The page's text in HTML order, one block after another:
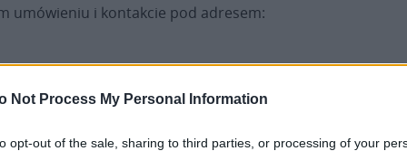
Not Process My Personal Information
opt-out of the sale, sharing to third parties, or processing of your
umówieniu i kontakcie pod adresem: